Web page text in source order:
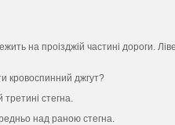
на проiзджiй частинi дороги.
кровоспинний джгут?
третинi стегна.
над раною стегна.